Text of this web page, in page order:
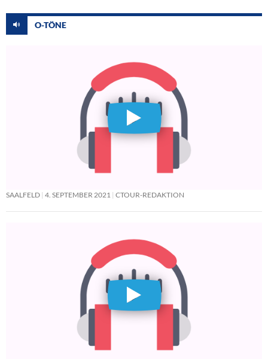
O-TÖNE
SAALFELD 4. SEPTEMBER 2021 CTOUR-REDAKTION